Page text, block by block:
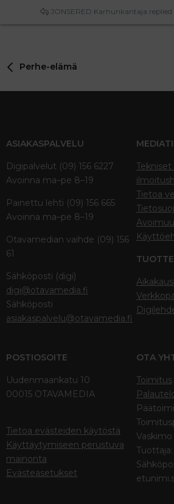
JONSERED Karhunkantaja
Perhe-elämä
ASIAKASPALVELU
Digipalvelut (09) 156 6227
Avoinna ma–pe 8–19
Painettu lehti (09) 156 665
Avoinna ma–pe 8–19
Otavamedian vaihde (09) 156
61
Sähköposti (digi)
digi@otavamedia.fi
Sähköposti
asiakaspalvelu@otavamedia.fi
Tietoa
POSTIOSOITE
Uudenmaankatu 10
00015 OTAVAMEDIA
Tietoa evästeiden käytöstä
Käyttäytymiseen perustuva
mainonta
Evästeasetukset
OTA
Toimitus
Vaskimo